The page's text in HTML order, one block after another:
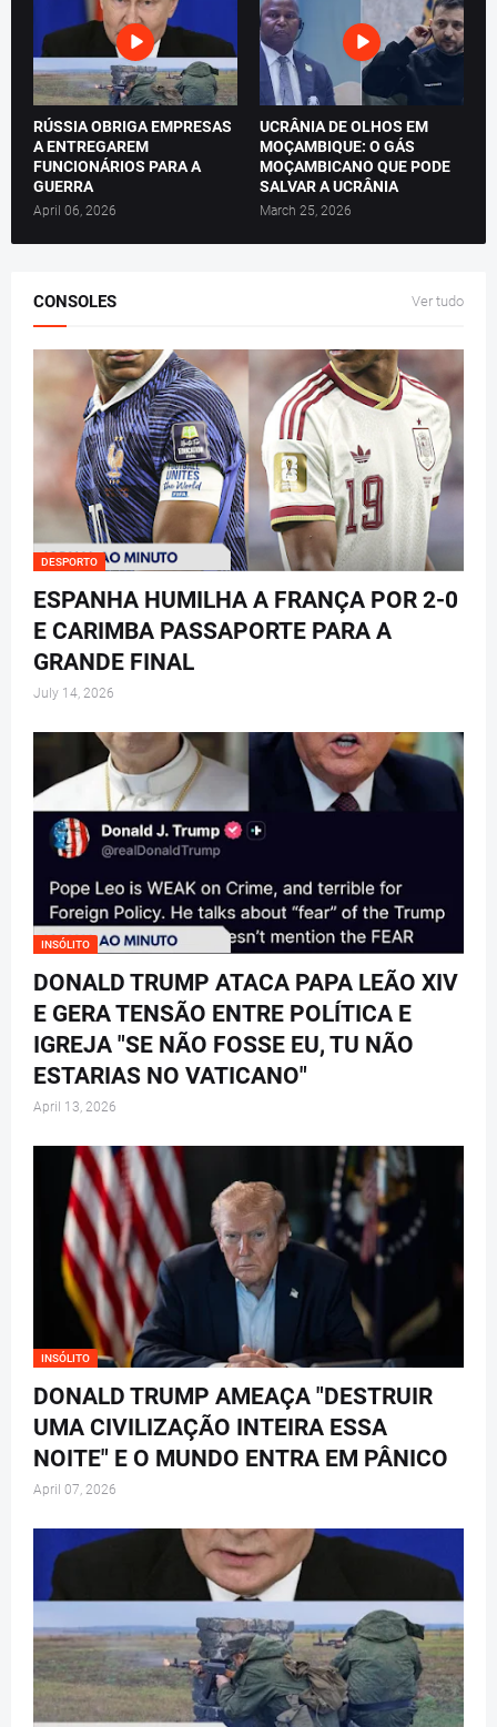
RÚSSIA OBRIGA EMPRESAS
A ENTREGAREM
FUNCIONÁRIOS PARA A
GUERRA
April 06, 2026
UCRÂNIA DE OLHOS EM
MOÇAMBIQUE: O GÁS
MOÇAMBICANO QUE PODE
SALVAR A UCRÂNIA
March 25, 2026
CONSOLES Ver tudo
DESPORTO
ESPANHA HUMILHA A FRANÇA POR 2-0
E CARIMBA PASSAPORTE PARA A
GRANDE FINAL
July 14, 2026
INSÓLITO
DONALD TRUMP ATACA PAPA LEÃO XIV
E GERA TENSÃO ENTRE POLÍTICA E
IGREJA "SE NÃO FOSSE EU, TU NÃO
ESTARIAS NO VATICANO"
April 13, 2026
INSÓLITO
DONALD TRUMP AMEAÇA "DESTRUIR
UMA CIVILIZAÇÃO INTEIRA ESSA
NOITE" E O MUNDO ENTRA EM PÂNICO
April 07, 2026